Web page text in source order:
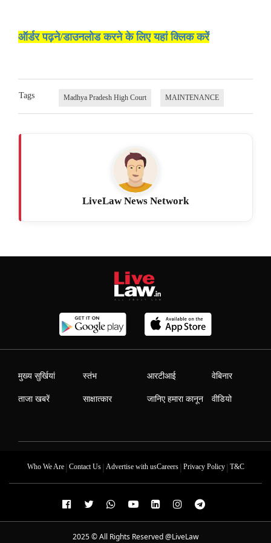
ऑर्डर पढ़ने/डाउनलोड करने के लिए यहां क्लिक करें
Tags Madhya Pradesh High Court MAINTENANCE
LiveLaw News Network
मुख्य सुर्खियां
ताजा खबरें
स्तंभ
साक्षात्कार
आरटीआई
जानिए हमारा कानून
वेबिनार
वीडियो
Who We Are| Contact Us| Advertise with usCareers| Privacy Policy| T&C
2025 © All Rights Reserved @LiveLaw